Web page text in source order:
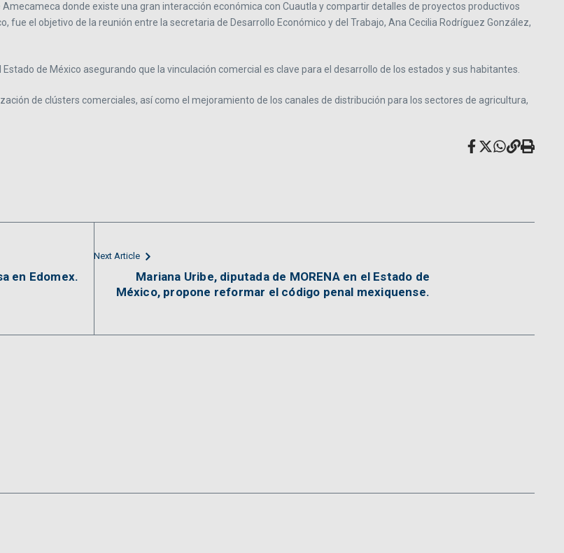
donde existe una gran interacción económica con Cuautla y compartir detalles de proyectos productivos
fue el objetivo de la reunión entre la secretaria de Desarrollo Económico y del Trabajo, Ana Cecilia Rodríguez González,
de México asegurando que la vinculación comercial es clave para el desarrollo de los estados y sus habitantes.
de clústers comerciales, así como el mejoramiento de los canales de distribución para los sectores de agricultura,
en Edomex.
Next Article
Mariana Uribe, diputada de MORENA en el Estado de
México, propone reformar el código penal mexiquense.